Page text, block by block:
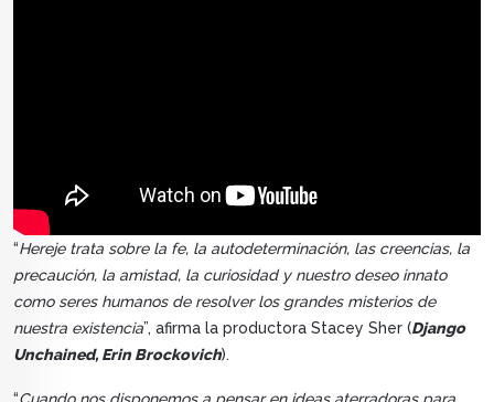
“Hereje trata sobre la fe, la autodeterminación, las creencias, la
precaución, la amistad, la curiosidad y nuestro deseo innato
como seres humanos de resolver los grandes misterios de
nuestra existencia”, afirma la productora Stacey Sher (Django
Unchained, Erin Brockovich).
“Cuando nos disponemos a pensar en ideas aterradoras para